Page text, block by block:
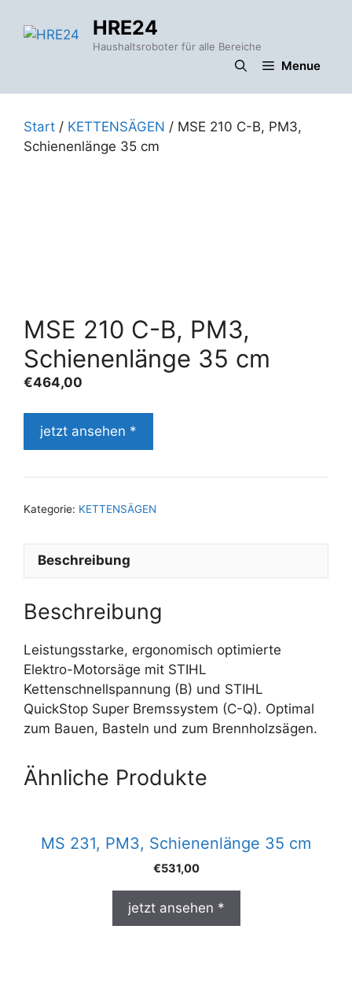
Inhalt
HRE24
Haushaltsroboter für alle Bereiche
Menue
Start / KETTENSÄGEN / MSE 210 C-B, PM3,
Schienenlänge 35 cm
MSE 210 C-B, PM3,
Schienenlänge 35 cm
€464,00
jetzt ansehen *
Kategorie: KETTENSÄGEN
Beschreibung
Beschreibung
Leistungsstarke, ergonomisch optimierte
Elektro-Motorsäge mit STIHL
Kettenschnellspannung (B) und STIHL
QuickStop Super Bremssystem (C-Q). Optimal
zum Bauen, Basteln und zum Brennholzsägen.
Ähnliche Produkte
MS 231, PM3, Schienenlänge 35 cm
€531,00
jetzt ansehen *